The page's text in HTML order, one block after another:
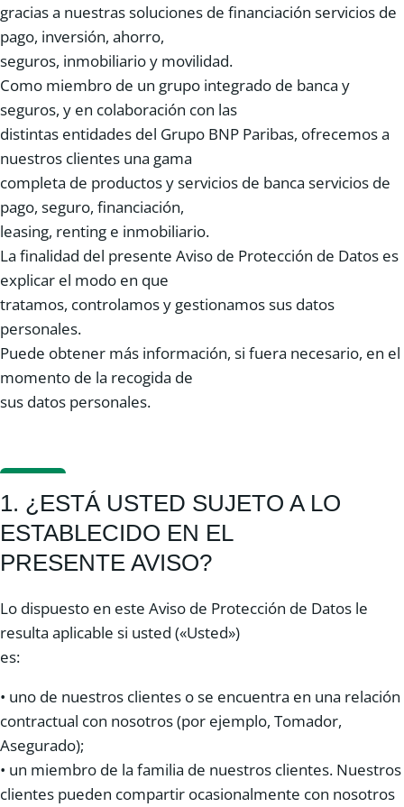
gracias a nuestras soluciones de financiación servicios de
pago, inversión, ahorro,
seguros, inmobiliario y movilidad.
Como miembro de un grupo integrado de banca y
seguros, y en colaboración con las
distintas entidades del Grupo BNP Paribas, ofrecemos a
nuestros clientes una gama
completa de productos y servicios de banca servicios de
pago, seguro, financiación,
leasing, renting e inmobiliario.
La finalidad del presente Aviso de Protección de Datos es
explicar el modo en que
tratamos, controlamos y gestionamos sus datos
personales.
Puede obtener más información, si fuera necesario, en el
momento de la recogida de
sus datos personales.
1. ¿ESTÁ USTED SUJETO A LO
ESTABLECIDO EN EL
PRESENTE AVISO?
Lo dispuesto en este Aviso de Protección de Datos le
resulta aplicable si usted («Usted»)
es:
• uno de nuestros clientes o se encuentra en una relación
contractual con nosotros (por ejemplo, Tomador,
Asegurado);
• un miembro de la familia de nuestros clientes. Nuestros
clientes pueden compartir ocasionalmente con nosotros